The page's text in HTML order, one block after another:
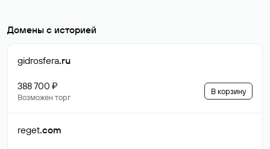
Домены с историей
gidrosfera.ru
388 700 ₽
Возможен торг
В корзину
reget.com